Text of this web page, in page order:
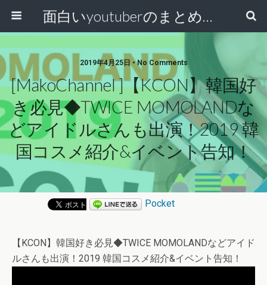
面白いyoutuberのまとめ動画
2019年4月25日 • No Comments
[MakoChannel ]【KCON】韓国好
き必見◆TWICE MOMOLANDな
どアイドルさんも出演！2019 韓
国コスメ紹介&イベント告知！
Pocket
【KCON】韓国好き必見◆TWICE MOMOLANDなどアイド
ルさんも出演！2019 韓国コスメ紹介&イベント告知！